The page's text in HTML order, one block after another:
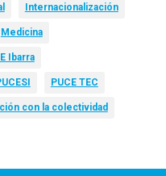
Internacionalización
Medicina
Ibarra
PUCE TEC
con la colectividad